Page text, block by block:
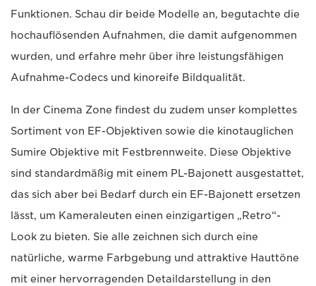
Funktionen. Schau dir beide Modelle an, begutachte die
hochauflösenden Aufnahmen, die damit aufgenommen
wurden, und erfahre mehr über ihre leistungsfähigen
Aufnahme-Codecs und kinoreife Bildqualität.
In der Cinema Zone findest du zudem unser komplettes
Sortiment von EF-Objektiven sowie die kinotauglichen
Sumire Objektive mit Festbrennweite. Diese Objektive
sind standardmäßig mit einem PL-Bajonett ausgestattet,
das sich aber bei Bedarf durch ein EF-Bajonett ersetzen
lässt, um Kameraleuten einen einzigartigen „Retro“-
Look zu bieten. Sie alle zeichnen sich durch eine
natürliche, warme Farbgebung und attraktive Hauttöne
mit einer hervorragenden Detaildarstellung in den